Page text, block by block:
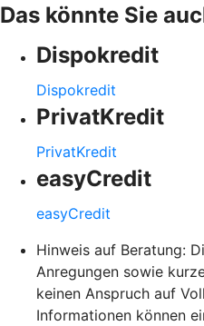
Das könnte Sie
Dispokredit
Dispokredit
PrivatKredit
PrivatKredit
easyCredit
easyCredit
Hinweis auf Beratung:
Anregungen sowie
keinen Anspruch auf
Informationen können